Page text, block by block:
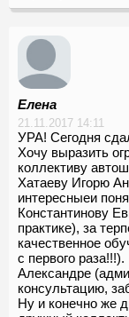
Елена
21.11.2017 14:11
УРА! Сегодня
Хочу выразить
коллективу
Хатаеву Игорю
интересныеи
Константинову
практике), за
качественное
с первого раза!!!).
Александре
консультацию,
Ну и конечно же